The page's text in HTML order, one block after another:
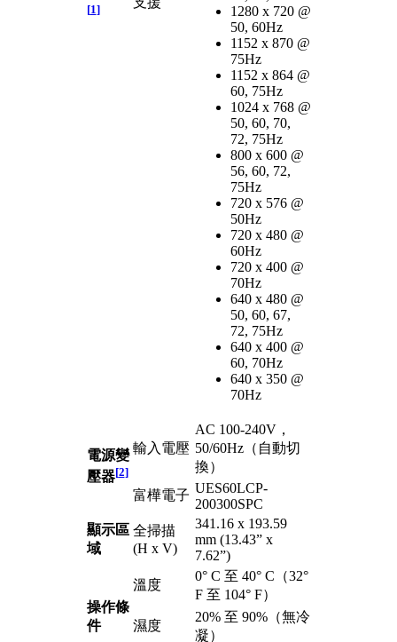
[1]
1280 x 720 @
50, 60Hz
1152 x 870 @
75Hz
1152 x 864 @
60, 75Hz
1024 x 768 @
50, 60, 70,
72, 75Hz
800 x 600 @
56, 60, 72,
75Hz
720 x 576 @
50Hz
720 x 480 @
60Hz
720 x 400 @
70Hz
640 x 480 @
50, 60, 67,
72, 75Hz
640 x 400 @
60, 70Hz
640 x 350 @
70Hz
電源變
壓器[2]
輸入電壓
AC 100-240V，
50/60Hz（自動切
換）
富樺電子 UES60LCP-
200300SPC
顯示區
域
全掃描
(H x V)
341.16 x 193.59
mm (13.43” x
7.62”)
操作條
件
溫度
0° C 至 40° C（32°
F 至 104° F）
濕度
20% 至 90%（無冷
凝）